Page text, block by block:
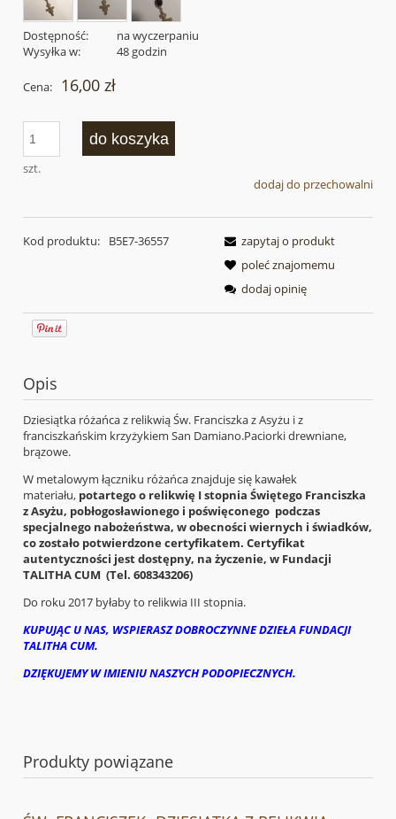
Dostępność:
na wyczerpaniu
Wysyłka w:
48 godzin
Cena: 16,00 zł
szt.
do koszyka
dodaj do przechowalni
Kod produktu: B5E7-36557
zapytaj o produkt
poleć znajomemu
dodaj opinię
Opis
Dziesiątka różańca z relikwią Św. Franciszka z Asyżu i z
franciszkańskim krzyżykiem San Damiano.Paciorki drewniane,
brązowe.
W metalowym łączniku różańca znajduje się kawałek
materiału, potartego o relikwię I stopnia Świętego Franciszka
z Asyżu, pobłogosławionego i poświęconego podczas
specjalnego nabożeństwa, w obecności wiernych i świadków,
co zostało potwierdzone certyfikatem. Certyfikat
autentyczności jest dostępny, na życzenie, w Fundacji
TALITHA CUM (Tel. 608343206)
Do roku 2017 byłaby to relikwia III stopnia.
KUPUJĄC U NAS, WSPIERASZ DOBROCZYNNE DZIEŁA FUNDACJI
TALITHA CUM.
DZIĘKUJEMY W IMIENIU NASZYCH PODOPIECZNYCH.
Produkty powiązane